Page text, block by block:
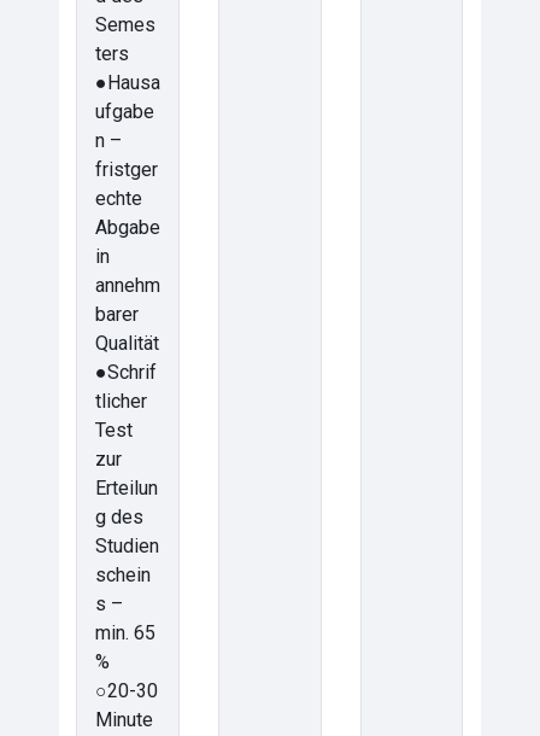
Semes
ters
●Hausa
ufgabe
n –
fristger
echte
Abgabe
in
annehm
barer
Qualität
●Schrif
tlicher
Test
zur
Erteilun
g des
Studien
schein
s –
min. 65
%
○20-30
Minute